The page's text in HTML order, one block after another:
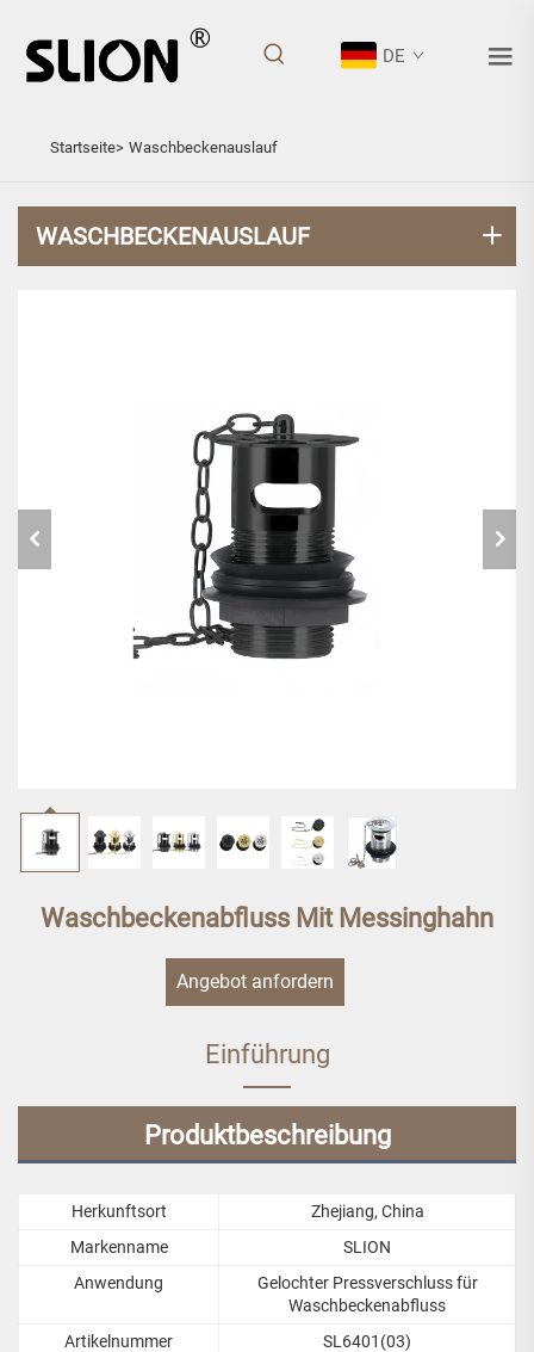
DE
Startseite> Waschbeckenauslauf
WASCHBECKENAUSLAUF
Waschbeckenabfluss Mit Messinghahn
Angebot anfordern
Einführung
Produktbeschreibung
Herkunftsort
Zhejiang, China
Markenname
SLION
Anwendung
Gelochter Pressverschluss für
Waschbeckenabfluss
Artikelnummer
SL6401(03)